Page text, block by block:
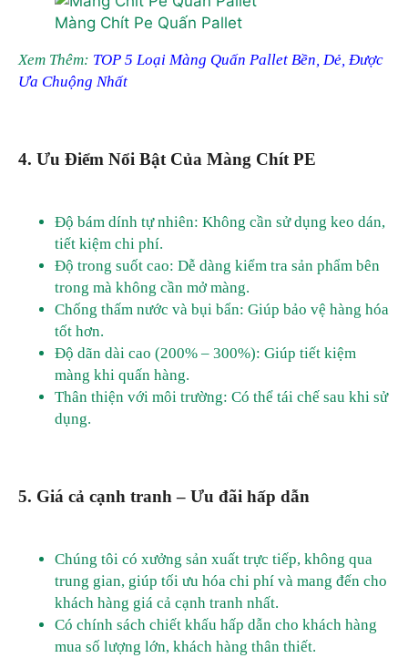
Màng Chít Pe Quấn Pallet
Xem Thêm: TOP 5 Loại Màng Quấn Pallet Bền, Dẻ, Được
Ưa Chuộng Nhất
4. Ưu Điểm Nổi Bật Của Màng Chít PE
Độ bám dính tự nhiên: Không cần sử dụng keo dán,
tiết kiệm chi phí.
Độ trong suốt cao: Dễ dàng kiểm tra sản phẩm bên
trong mà không cần mở màng.
Chống thấm nước và bụi bẩn: Giúp bảo vệ hàng hóa
tốt hơn.
Độ dãn dài cao (200% – 300%): Giúp tiết kiệm
màng khi quấn hàng.
Thân thiện với môi trường: Có thể tái chế sau khi sử
dụng.
5. Giá cả cạnh tranh – Ưu đãi hấp dẫn
Chúng tôi có xưởng sản xuất trực tiếp, không qua
trung gian, giúp tối ưu hóa chi phí và mang đến cho
khách hàng giá cả cạnh tranh nhất.
Có chính sách chiết khấu hấp dẫn cho khách hàng
mua số lượng lớn, khách hàng thân thiết.